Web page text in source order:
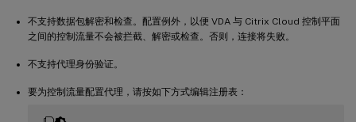
不支持数据包解密和检查。配置例外，以便 VDA 与 Citrix Cloud 控制平面
之间的控制流量不会被拦截、解密或检查。否则，连接将失败。
不支持代理身份验证。
要为控制流量配置代理，请按如下方式编辑注册表：